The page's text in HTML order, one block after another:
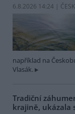
6.8.2026 14:24 |
například na
Vlasák.
Tradiční
krajině, ukázala